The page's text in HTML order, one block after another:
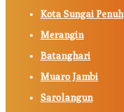
Kota Sungai Penuh
Merangin
Batanghari
Muaro Jambi
Sarolangun